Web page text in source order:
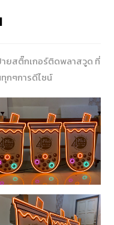
ายสติ๊กเกอร์ติดพลาสวูด ที่
กๆการดีไซน์